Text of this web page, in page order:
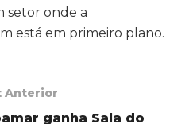
setor onde a
está em primeiro plano.
Anterior
ganha Sala do